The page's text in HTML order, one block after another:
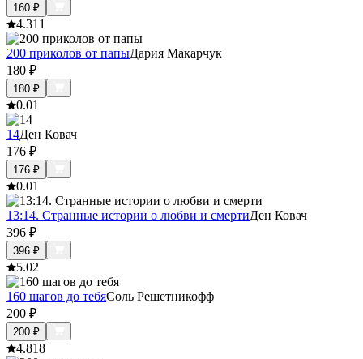
160 ₽
4.311
200 приколов от папыДария Макарчук
180 ₽
180 ₽
0.01
14Ден Ковач
176 ₽
176 ₽
0.01
13:14. Странные истории о любви и смертиДен Ковач
396 ₽
396 ₽
5.02
160 шагов до тебяСоль Решетникофф
200 ₽
200 ₽
4.818